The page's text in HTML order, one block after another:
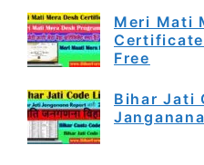
Meri Mati
Free
Bihar Jati
Janganana